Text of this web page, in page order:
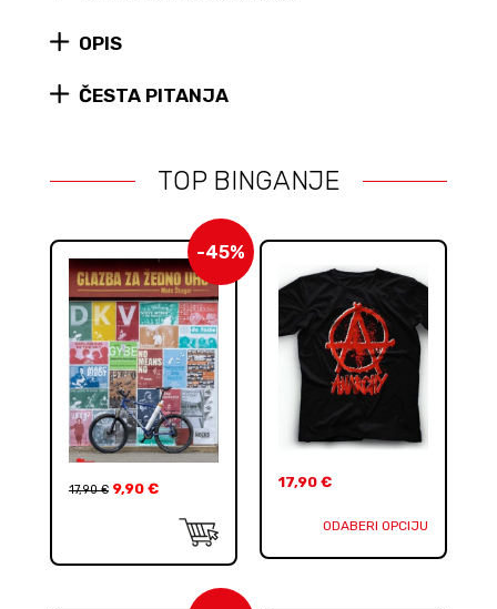
OPIS
ČESTA PITANJA
TOP BINGANJE
-45%
17,90€ 9,90 € 17,90 €
ODABERI OPCIJU